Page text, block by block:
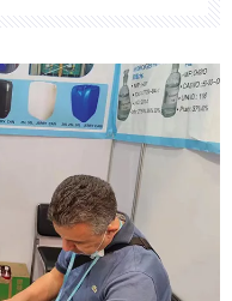
soude caustique et
de la Chine.La
de 'la qualité
d'abord,